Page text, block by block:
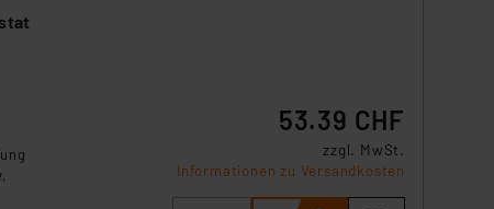
53.39 CHF
zzgl. MwSt.
Informationen zu Versandkosten